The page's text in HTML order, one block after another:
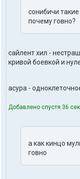
сонибичи
почему говно?
сайлент хил -
кривой боевкой и
асура -
Добавлено спустя 36
а как кинцо
говно